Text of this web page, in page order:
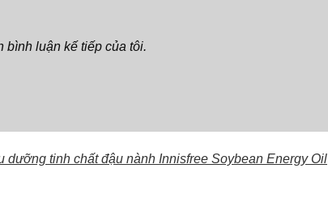
bình luận kế tiếp của tôi.
dưỡng tinh chất đậu nành Innisfree Soybean Energy Oil